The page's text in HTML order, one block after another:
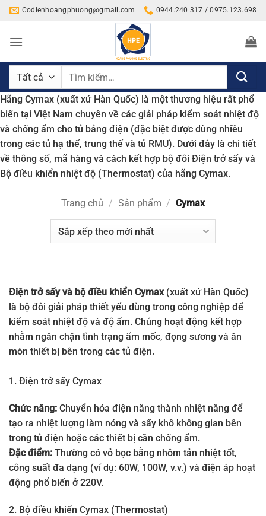
Bỏ
nội
Codienhoangphuong@gmail.com 0944.240.317 / 0975.123.698
Tìm
Hãng Cymax (xuất xứ Hàn Quốc) là một thương hiệu rất phổ
biến tại Việt Nam chuyên về các giải pháp kiểm soát nhiệt độ
và chống ẩm cho tủ bảng điện (đặc biệt được dùng nhiều
trong các tủ hạ thế, trung thế và tủ RMU). Dưới đây là chi tiết
về thông số, mã hàng và cách kết hợp bộ đôi Điện trở sấy và
Bộ điều khiển nhiệt độ (Thermostat) của hãng Cymax.
Trang chủ / Sản phẩm / Cymax
Điện trở sấy và bộ điều khiển Cymax(xuất xứ Hàn Quốc)
là bộ đôi giải pháp thiết yếu dùng trong công nghiệp để
kiểm soát nhiệt độ và độ ẩm. Chúng hoạt động kết hợp
nhằm ngăn chặn tình trạng ẩm mốc, đọng sương và ăn
mòn thiết bị bên trong các tủ điện.
1. Điện trở sấy Cymax
Chức năng: Chuyển hóa điện năng thành nhiệt năng để
tạo ra nhiệt lượng làm nóng và sấy khô không gian bên
trong tủ điện hoặc các thiết bị cần chống ẩm.
Đặc điểm: Thường có vỏ bọc bằng nhôm tản nhiệt tốt,
công suất đa dạng (ví dụ: 60W, 100W, v.v.) và điện áp hoạt
động phổ biến ở 220V.
2. Bộ điều khiển Cymax (Thermostat)